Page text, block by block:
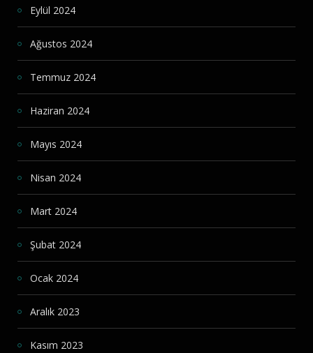
Eylül 2024
Ağustos 2024
Temmuz 2024
Haziran 2024
Mayıs 2024
Nisan 2024
Mart 2024
Şubat 2024
Ocak 2024
Aralık 2023
Kasım 2023